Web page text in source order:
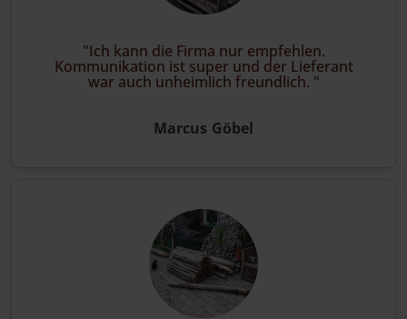
Ich kann die Firma nur empfehlen.
Kommunikation ist super und der Lieferant
war auch unheimlich freundlich.
Marcus Göbel